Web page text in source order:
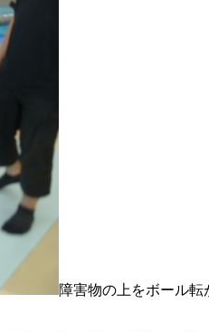
障害物の上をボール転